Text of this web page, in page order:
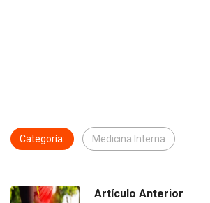
Categoría: Medicina Interna
Artículo Anterior